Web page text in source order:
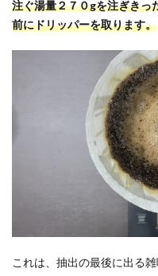
注ぐ湯量２７０gを注ぎきっ
前にドリッパーを取ります。
これは、抽出の最後に出る